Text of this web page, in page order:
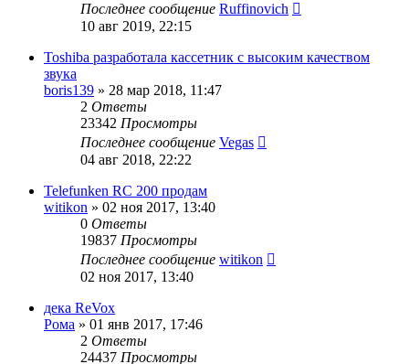
Последнее сообщение Ruffinovich
10 авг 2019, 22:15
Toshiba разработала кассетник с высоким качеством
звука
boris139 » 28 мар 2018, 11:47
2 Ответы
23342 Просмотры
Последнее сообщение Vegas
04 авг 2018, 22:22
Telefunken RC 200 продам
witikon » 02 ноя 2017, 13:40
0 Ответы
19837 Просмотры
Последнее сообщение witikon
02 ноя 2017, 13:40
дека ReVox
Рома » 01 янв 2017, 17:46
2 Ответы
24437 Просмотры